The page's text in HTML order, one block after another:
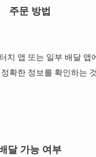
주문 방법
치 앱 또는 일부 배달 앱
확한 정보를 확인하는
달 가능 여부